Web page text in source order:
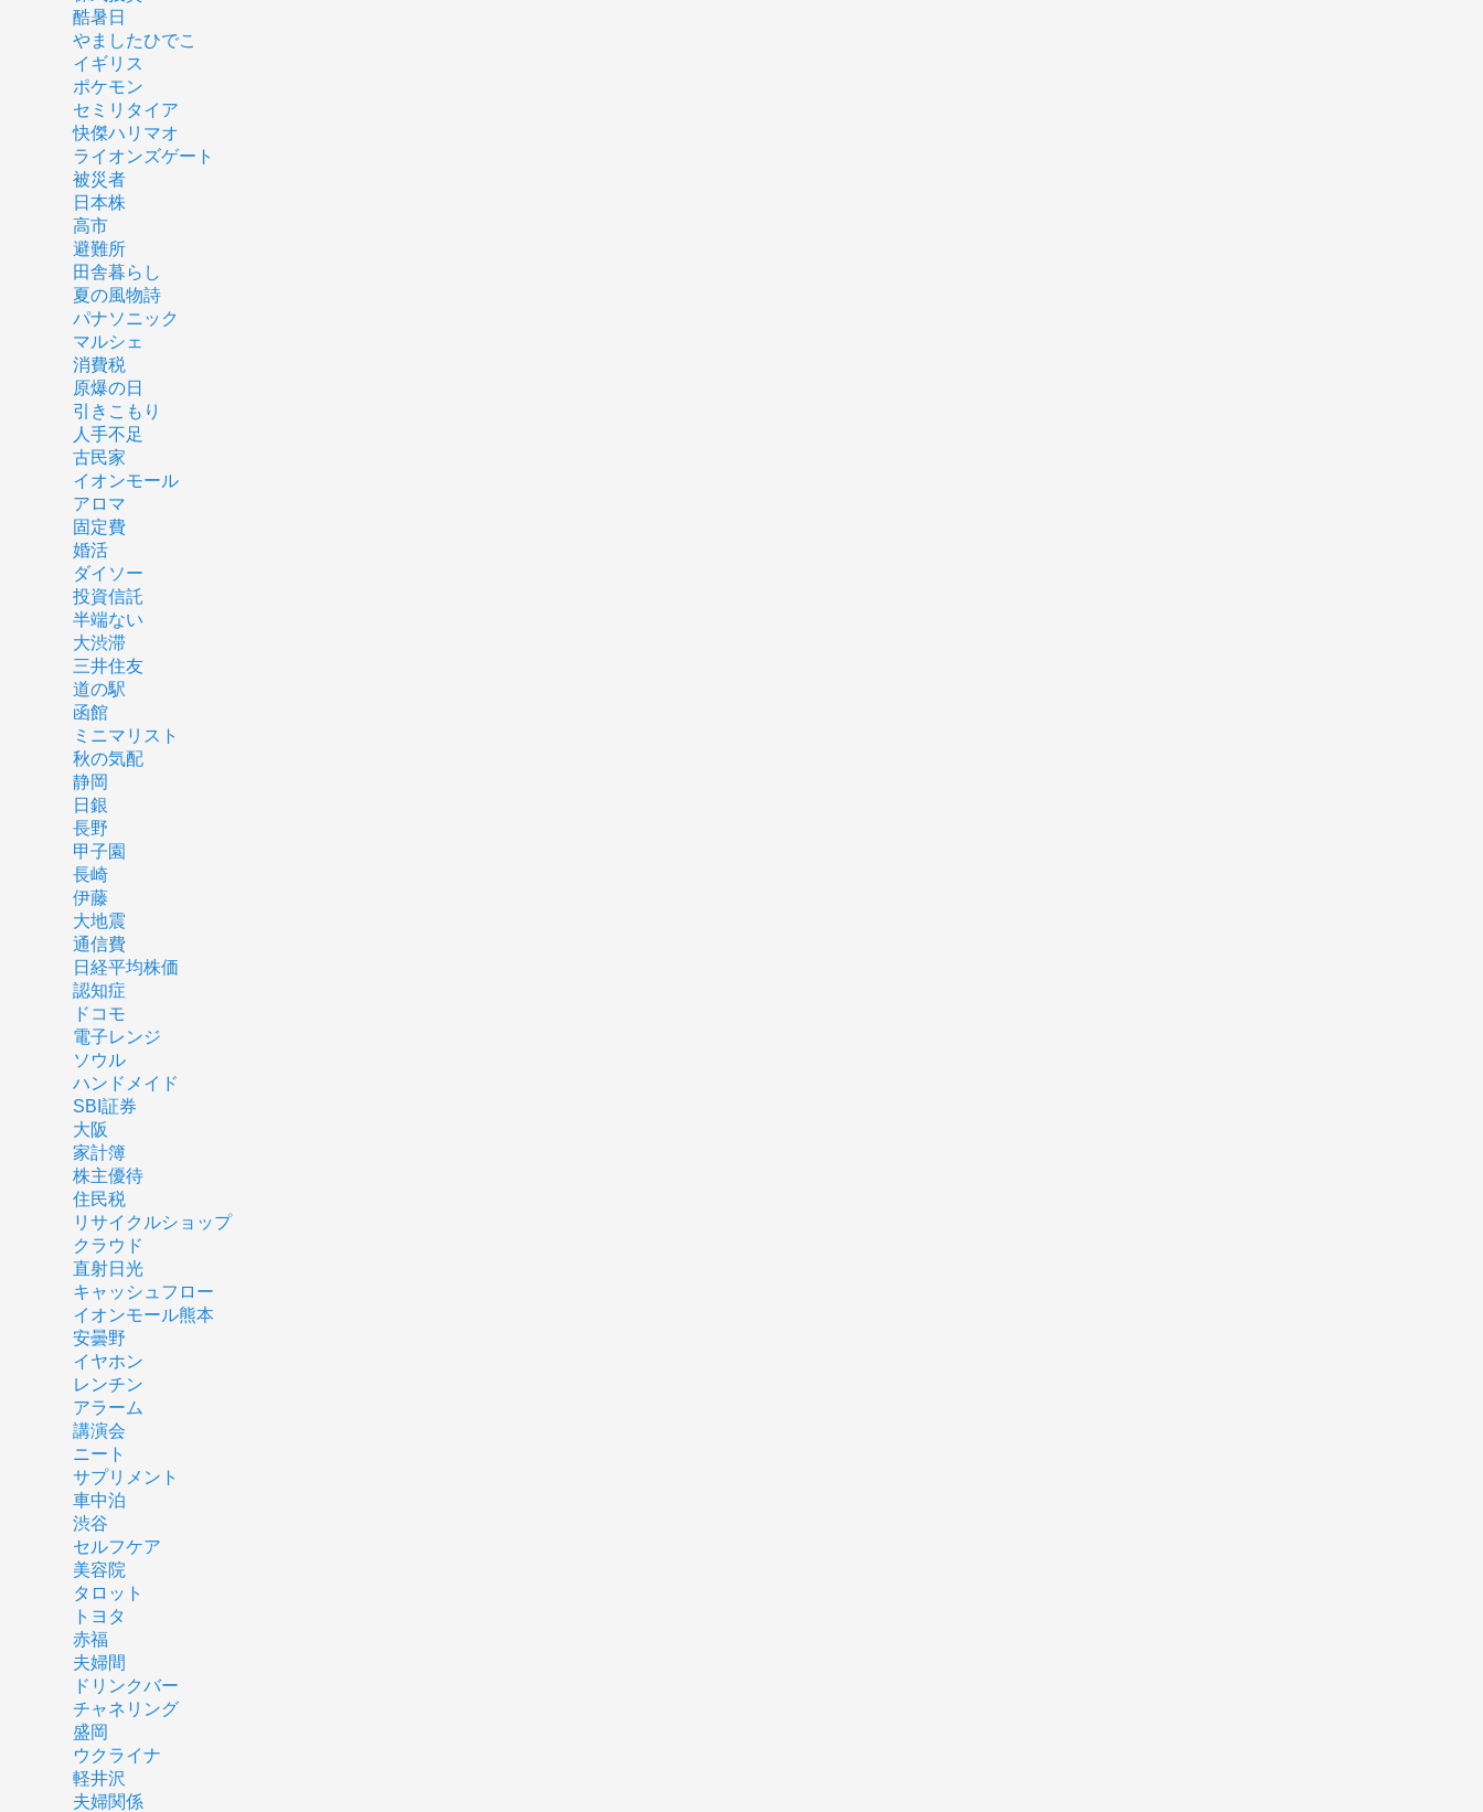
酷暑日
やましたひでこ
イギリス
ポケモン
セミリタイア
快傑ハリマオ
ライオンズゲート
被災者
日本株
高市
避難所
田舎暮らし
夏の風物詩
パナソニック
マルシェ
消費税
原爆の日
引きこもり
人手不足
古民家
イオンモール
アロマ
固定費
婚活
ダイソー
投資信託
半端ない
大渋滞
三井住友
道の駅
函館
ミニマリスト
秋の気配
静岡
日銀
長野
甲子園
長崎
伊藤
大地震
通信費
日経平均株価
認知症
ドコモ
電子レンジ
ソウル
ハンドメイド
SBI証券
大阪
家計簿
株主優待
住民税
リサイクルショップ
クラウド
直射日光
キャッシュフロー
イオンモール熊本
安曇野
イヤホン
レンチン
アラーム
講演会
ニート
サプリメント
車中泊
渋谷
セルフケア
美容院
タロット
トヨタ
赤福
夫婦間
ドリンクバー
チャネリング
盛岡
ウクライナ
軽井沢
夫婦関係